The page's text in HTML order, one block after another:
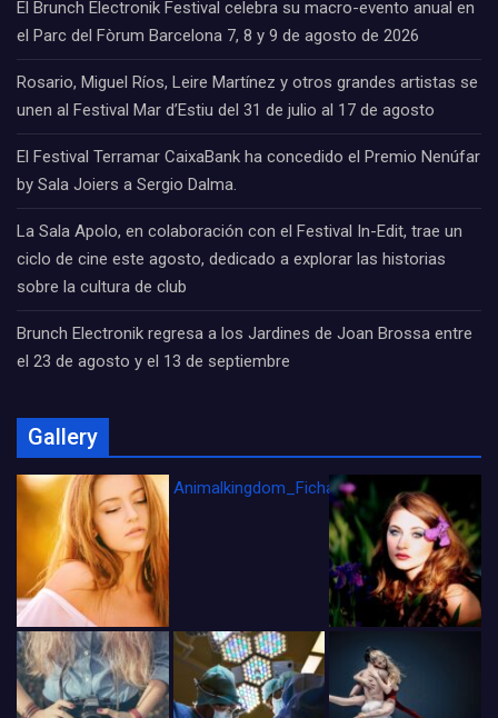
El Brunch Electronik Festival celebra su macro-evento anual en
el Parc del Fòrum Barcelona 7, 8 y 9 de agosto de 2026
Rosario, Miguel Ríos, Leire Martínez y otros grandes artistas se
unen al Festival Mar d’Estiu del 31 de julio al 17 de agosto
El Festival Terramar CaixaBank ha concedido el Premio Nenúfar
by Sala Joiers a Sergio Dalma.
La Sala Apolo, en colaboración con el Festival In-Edit, trae un
ciclo de cine este agosto, dedicado a explorar las historias
sobre la cultura de club
Brunch Electronik regresa a los Jardines de Joan Brossa entre
el 23 de agosto y el 13 de septiembre
Gallery
Animalkingdom_FichaCine